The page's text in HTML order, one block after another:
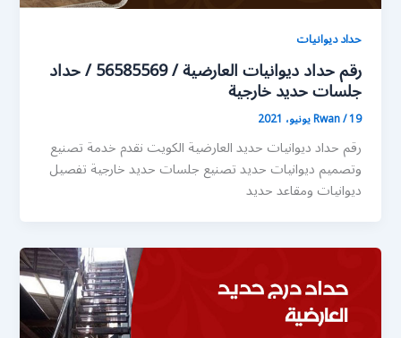
حداد ديوانيات
رقم حداد ديوانيات العارضية / 56585569 / حداد
جلسات حديد خارجية
Rwan/19 يونيو، 2021
رقم حداد ديوانيات حديد العارضية الكويت نقدم خدمة تصنيع
وتصميم ديوانيات حديد تصنيع جلسات حديد خارجية تفصيل
ديوانيات ومقاعد حديد